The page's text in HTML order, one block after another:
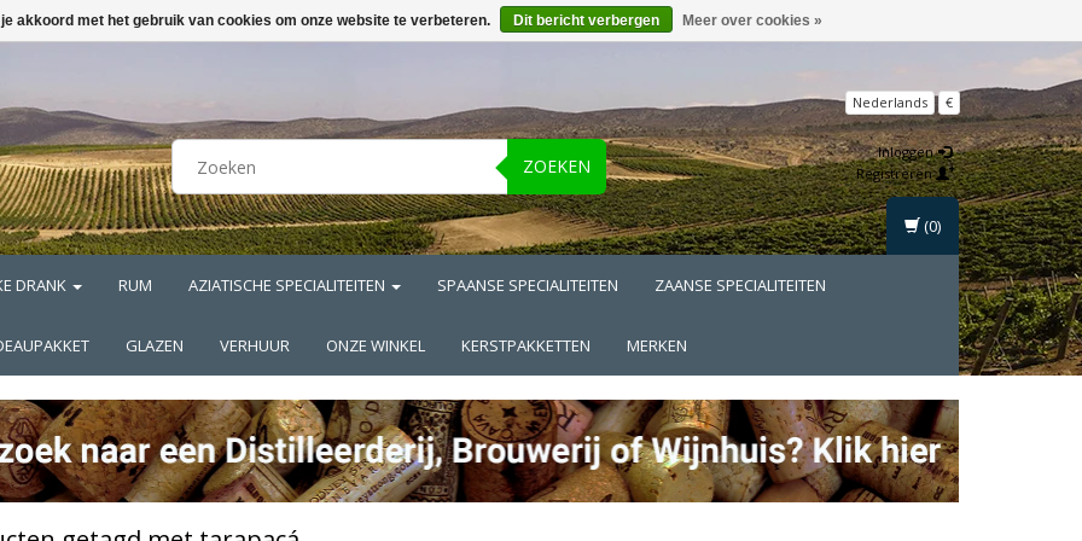
ZOEKEN
Nederlands €
Inloggen
Registreren
DRANK RUM AZIATISCHE SPECIALITEITEN SPAANSE SPECIALITEITEN ZAANSE SPECIALITEITEN
GLAZEN VERHUUR ONZE WINKEL KERSTPAKKETTEN MERKEN
(0)
akkoord met het gebruik van cookies om onze website te verbeteren. Dit bericht verbergen Meer over cookies »